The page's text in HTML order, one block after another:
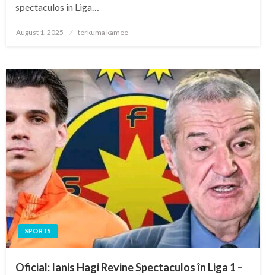
spectaculos în Liga…
Posted
August 1, 2025 terkuma kamee
SPORTS
Oficial: Ianis Hagi Revine Spectaculos în Liga 1 –